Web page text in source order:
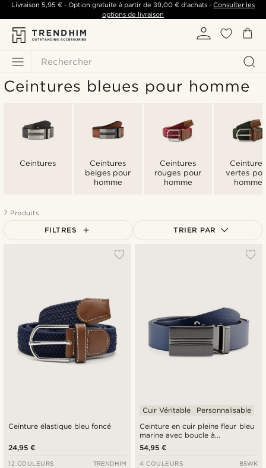
Rechercher
Livraison 5,95 €- Option gratuite à partir de 39,00 €d'achats -Consulter les
options de livraison
Ceintures bleues pour homme
Ceintures
Ceintures
beiges pour
homme
Ceintures
rouges pour
homme
Ceintures
vertes
homme
7 Produits
FILTRES TRIER PAR
Ceinture élastique bleu foncé
24,95 €
12 COULEURS TRENDHIM
Ceinture en cuir pleine fleur bleu
marine avec boucle à
verrouillage automatique
Cuir Véritable Personnalisable
54,95 €
4 COULEURS BSWK